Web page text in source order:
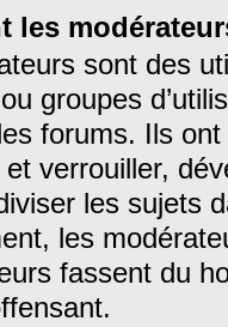
les
sont des
groupes
forums. Ils ont
verrouiller,
les sujets
les
fassent du